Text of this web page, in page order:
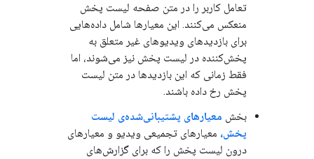
تعامل کاربر را در متن صفحه لیست پخش
منعکس می‌کنند. این معیارها شامل داده‌هایی
برای بازدیدهای ویدیوهای غیر متعلق به
پخش‌کننده در لیست پخش نیز می‌شوند، اما
فقط زمانی که این بازدیدها در متن لیست
پخش رخ داده باشند.
بخش معیارهای پشتیبانی‌شده‌ی لیست
پخش، معیارهای تجمیعی ویدیو و معیارهای
درون لیست پخش را که برای گزارش‌های